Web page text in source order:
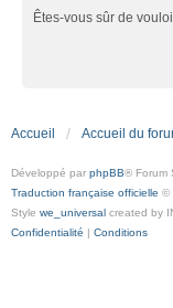
Êtes-vous sûr de
Accueil Accueil du
Développé par phpBB® Forum
Traduction française officielle ©
Style we_universal created by
Confidentialité | Conditions